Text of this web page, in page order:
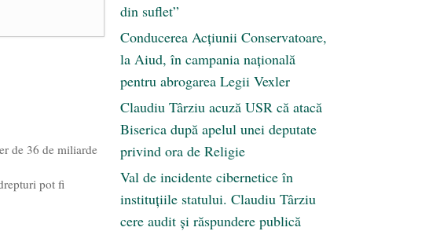
- 14 martie
de 36 de miliarde
pot fi
din suflet”
Conducerea Acțiunii Conservatoare,
la Aiud, în campania națională
pentru abrogarea Legii Vexler
Claudiu Târziu acuză USR că atacă
Biserica după apelul unei deputate
privind ora de Religie
Val de incidente cibernetice în
instituțiile statului. Claudiu Târziu
cere audit și răspundere publică